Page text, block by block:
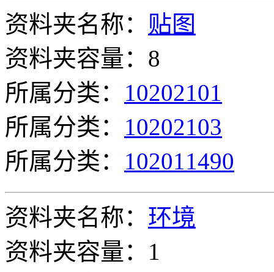
资料夹名称： 贴图
资料夹容量：8
所属分类： 10202101
所属分类： 10202103
所属分类： 102011490
资料夹名称： 环境
资料夹容量：1